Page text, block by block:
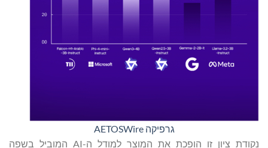
גרפיקה AETOSWire
נקודת ציון זו הופכת את המוצר למודל ה-AI המוביל בשפה